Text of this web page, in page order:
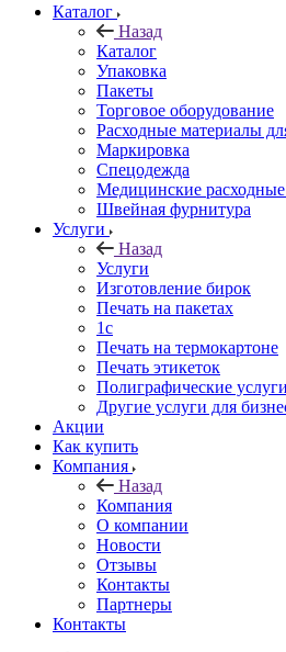
Каталог
Назад
Каталог
Упаковка
Пакеты
Торговое оборудование
Расходные материалы
Маркировка
Спецодежда
Медицинские
Швейная фурнитура
Услуги
Назад
Услуги
Изготовление бирок
Печать на пакетах
1c
Печать на термокартоне
Печать этикеток
Полиграфические услуги
Другие услуги для
Акции
Как купить
Компания
Назад
Компания
О компании
Новости
Отзывы
Контакты
Партнеры
Контакты